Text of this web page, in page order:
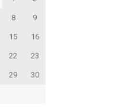
8 9
15 16
22 23
29 30